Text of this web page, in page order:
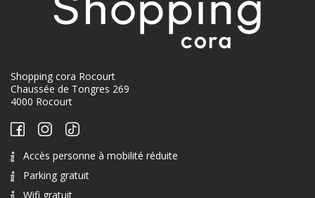
Shopping cora Rocourt
Chaussée de Tongres 269
4000 Rocourt
Accès personne à mobilité réduite
Parking gratuit
Wifi gratuit